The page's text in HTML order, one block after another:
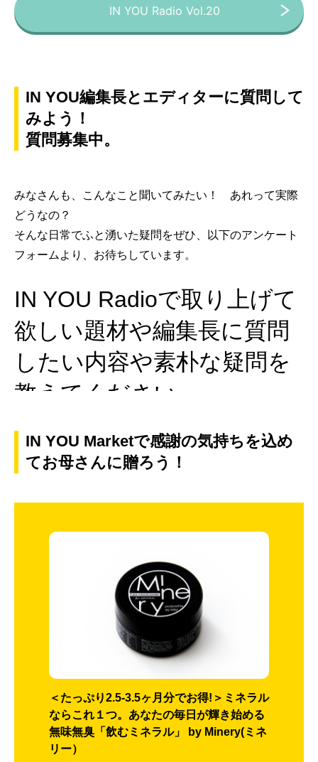
IN YOU Radio Vol.20
IN YOU編集長とエディターに質問して
みよう！
質問募集中。
みなさんも、こんなこと聞いてみたい！ あれって実際
どうなの？
そんな日常でふと湧いた疑問をぜひ、以下のアンケート
フォームより、お待ちしています。
IN YOU Marketで感謝の気持ちを込め
てお母さんに贈ろう！
＜たっぷり2.5-3.5ヶ月分でお得!＞ミネラル
ならこれ１つ。あなたの毎日が輝き始める
無味無臭「飲むミネラル」 by Minery(ミネ
リー）